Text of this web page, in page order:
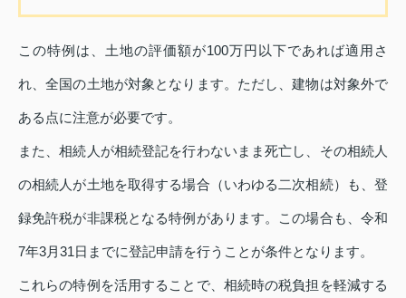
この特例は、土地の評価額が100万円以下であれば適用さ
れ、全国の土地が対象となります。ただし、建物は対象外で
ある点に注意が必要です。
また、相続人が相続登記を行わないまま死亡し、その相続人
の相続人が土地を取得する場合（いわゆる二次相続）も、登
録免許税が非課税となる特例があります。この場合も、令和
7年3月31日までに登記申請を行うことが条件となります。
これらの特例を活用することで、相続時の税負担を軽減する